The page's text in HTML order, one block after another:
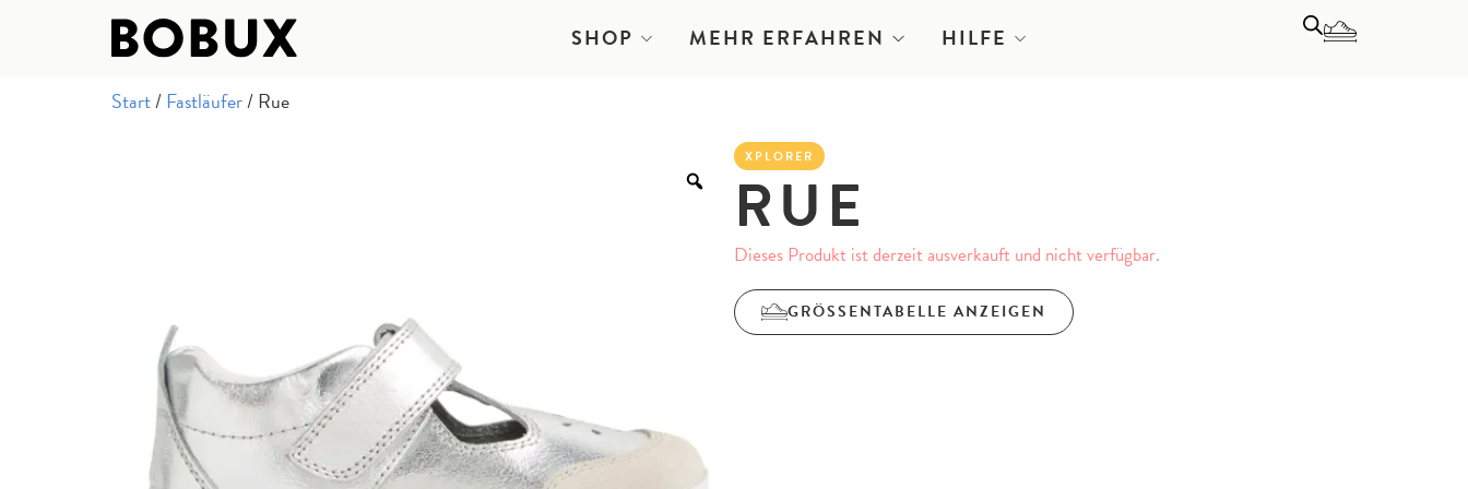
SHOP MEHR ERFAHREN HILFE
Start/Fastläufer/ Rue
XPLORER
RUE
Dieses Produkt ist derzeit ausverkauft und nicht verfügbar.
GRÖSSENTABELLE ANZEIGEN